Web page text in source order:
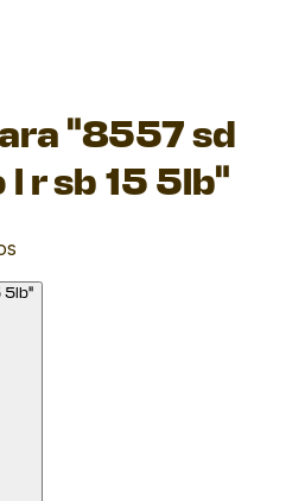
"8557 sd
r sb 15 5lb"
5lb"